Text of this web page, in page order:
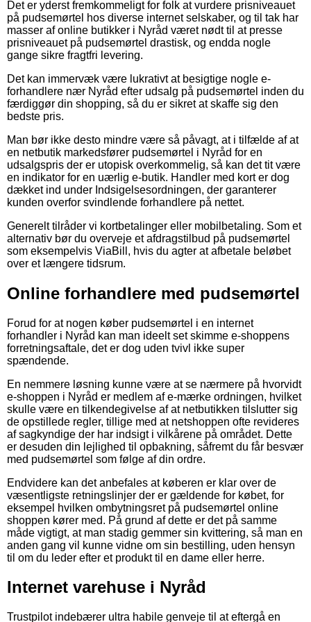
Det er yderst fremkommeligt for folk at vurdere prisniveauet
på pudsemørtel hos diverse internet selskaber, og til tak har
masser af online butikker i Nyråd været nødt til at presse
prisniveauet på pudsemørtel drastisk, og endda nogle
gange sikre fragtfri levering.
Det kan immervæk være lukrativt at besigtige nogle e-
forhandlere nær Nyråd efter udsalg på pudsemørtel inden du
færdiggør din shopping, så du er sikret at skaffe sig den
bedste pris.
Man bør ikke desto mindre være så påvagt, at i tilfælde af at
en netbutik markedsfører pudsemørtel i Nyråd for en
udsalgspris der er utopisk overkommelig, så kan det tit være
en indikator for en uærlig e-butik. Handler med kort er dog
dækket ind under Indsigelsesordningen, der garanterer
kunden overfor svindlende forhandlere på nettet.
Generelt tilråder vi kortbetalinger eller mobilbetaling. Som et
alternativ bør du overveje et afdragstilbud på pudsemørtel
som eksempelvis ViaBill, hvis du agter at afbetale beløbet
over et længere tidsrum.
Online forhandlere med pudsemørtel
Forud for at nogen køber pudsemørtel i en internet
forhandler i Nyråd kan man ideelt set skimme e-shoppens
forretningsaftale, det er dog uden tvivl ikke super
spændende.
En nemmere løsning kunne være at se nærmere på hvorvidt
e-shoppen i Nyråd er medlem af e-mærke ordningen, hvilket
skulle være en tilkendegivelse af at netbutikken tilslutter sig
de opstillede regler, tillige med at netshoppen ofte revideres
af sagkyndige der har indsigt i vilkårene på området. Dette
er desuden din lejlighed til opbakning, såfremt du får besvær
med pudsemørtel som følge af din ordre.
Endvidere kan det anbefales at køberen er klar over de
væsentligste retningslinjer der er gældende for købet, for
eksempel hvilken ombytningsret på pudsemørtel online
shoppen kører med. På grund af dette er det på samme
måde vigtigt, at man stadig gemmer sin kvittering, så man en
anden gang vil kunne vidne om sin bestilling, uden hensyn
til om du leder efter et produkt til en dame eller herre.
Internet varehuse i Nyråd
Trustpilot indebærer ultra habile genveje til at eftergå en